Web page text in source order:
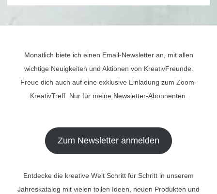
Monatlich biete ich einen Email-Newsletter an, mit allen
wichtige Neuigkeiten und Aktionen von KreativFreunde.
Freue dich auch auf eine exklusive Einladung zum Zoom-
KreativTreff. Nur für meine Newsletter-Abonnenten.
Zum Newsletter anmelden
Entdecke die kreative Welt Schritt für Schritt in unserem
Jahreskatalog mit vielen tollen Ideen, neuen Produkten und